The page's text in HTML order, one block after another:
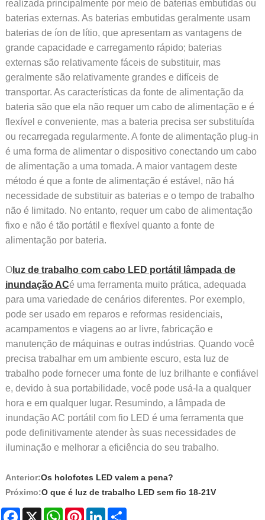
realizada principalmente por meio de baterias embutidas ou
baterias externas. As baterias embutidas geralmente usam
baterias de íon de lítio, que apresentam as vantagens de
grande capacidade e carregamento rápido; baterias
externas são relativamente fáceis de substituir, mas
geralmente são relativamente grandes e difíceis de
transportar. As características da fonte de alimentação da
bateria são que ela não requer um cabo de alimentação e é
flexível e conveniente, mas a bateria precisa ser substituída
ou recarregada regularmente. A fonte de alimentação plug-in
é uma forma de alimentar o dispositivo conectando um cabo
de alimentação a uma tomada. A maior vantagem deste
método é que a fonte de alimentação é estável, não há
necessidade de substituir as baterias e o tempo de trabalho
não é limitado. No entanto, requer um cabo de alimentação
fixo e não é tão portátil e flexível quanto a fonte de
alimentação por bateria.
Oluz de trabalho com cabo LED portátil lâmpada de
inundação ACé uma ferramenta muito prática, adequada
para uma variedade de cenários diferentes. Por exemplo,
pode ser usado em reparos e reformas residenciais,
acampamentos e viagens ao ar livre, fabricação e
manutenção de máquinas e outras indústrias. Quando você
precisa trabalhar em um ambiente escuro, esta luz de
trabalho pode fornecer uma fonte de luz brilhante e confiável
e, devido à sua portabilidade, você pode usá-la a qualquer
hora e em qualquer lugar. Resumindo, a lâmpada de
inundação AC portátil com fio LED é uma ferramenta que
pode definitivamente atender às suas necessidades de
iluminação e melhorar a eficiência do seu trabalho.
Anterior:Os holofotes LED valem a pena?
Próximo:O que é luz de trabalho LED sem fio 18-21V
Facebook
X WhatsApp
PinterestLinkedIn